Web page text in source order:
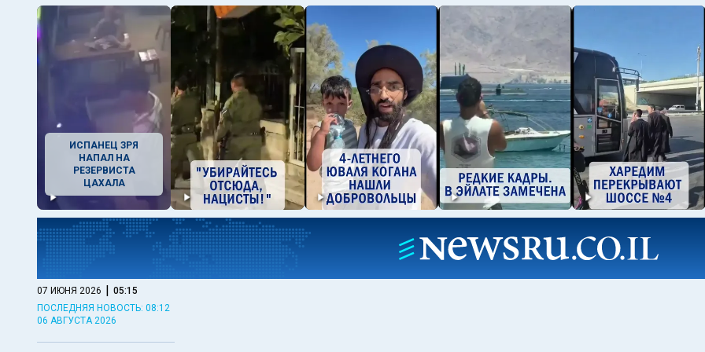
ИСПАНЕЦ ЗРЯ
НАПАЛ НА
РЕЗЕРВИСТА
ЦАХАЛА
07 ИЮНЯ 2026 | 05:15
ПОСЛЕДНЯЯ НОВОСТЬ: 08:12
06 АВГУСТА 2026